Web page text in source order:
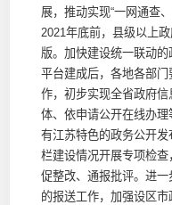
展，推动实现“一网通查
2021年底前，县级以上
版。加快建设统一联动
平台建成后，各地各部
作，初步实现全省政府
体、依申请公开在线办
有江苏特色的政务公开
栏建设情况开展专项检
促整改、通报批评。进
的报送工作，加强设区